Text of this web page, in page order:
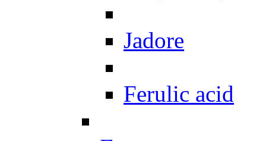
Jadore
Ferulic acid